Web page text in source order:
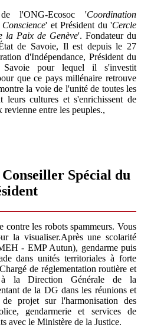
l'ONG-Ecosoc 'Coordination
' et Président du 'Cercle
la Paix de Genève'. Fondateur du
de Savoie, Il est depuis le 27
d'Indépendance, Président du
pour lequel il s'investit
que ce pays millénaire retrouve
la voie de l'unité de toutes les
leurs cultures et s'enrichissent de
entre les peuples.,
Spécial du
contre les robots spammeurs. Vous
la visualiser.Après une scolarité
- EMP Autun), gendarme puis
dans unités territoriales à forte
de réglementation routière et
à la Direction Générale de la
de la DG dans les réunions et
projet sur l'harmonisation des
gendarmerie et services de
avec le Ministère de la Justice.